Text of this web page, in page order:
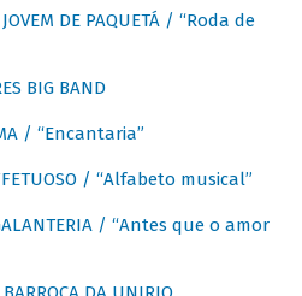
JOVEM DE PAQUETÁ / “Roda de
BIG BAND
/ “Encantaria”
/ “Alfabeto musical”
/ “Antes que o amor